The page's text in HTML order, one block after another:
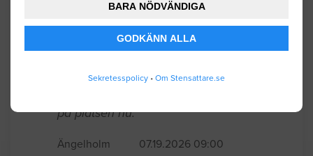
BARA NÖDVÄNDIGA
GODKÄNN ALLA
Sekretesspolicy • Om Stensattare.se
Stensättning / Marksten
60x60 plattor. Finns underlag i form av
på platsen nu.
Ängelholm 07.19.2026 09:00